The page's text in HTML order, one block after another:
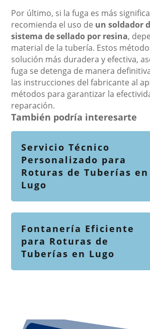
Por último, si la fuga es más
recomienda el uso de un soldador
sistema de sellado por resina,
material de la tubería. Estos
solución más duradera y efectiva,
fuga se detenga de manera
las instrucciones del fabricante al
métodos para garantizar la
reparación.
También podría interesarte
Servicio Técnico
Personalizado para
Roturas de Tuberías en
Lugo
Fontanería Eficiente
para Roturas de
Tuberías en Lugo